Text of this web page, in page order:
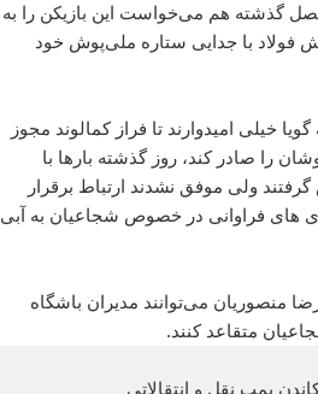
گذشته هم می‌خواست این بازیکن را به
فولاد با جدایی ستاره ملی‌پوش خود
خیلی امیدوارند تا فراز کمالوند مجوز
را صادر کند، روز گذشته بارها با
ولی موفق نشدند ارتباط برقرار
های فراوانی در خصوص شجاعیان به آبی
منصوریان می‌توانند مدیران باشگاه
متقاعد کنند.
بمب نقل و انتقالاتی